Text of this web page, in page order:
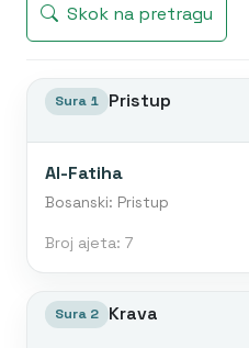
Skok na pretragu
Sura 1 Pristup
Al-Fatiha
Bosanski: Pristup
Broj ajeta: 7
Sura 2 Krava